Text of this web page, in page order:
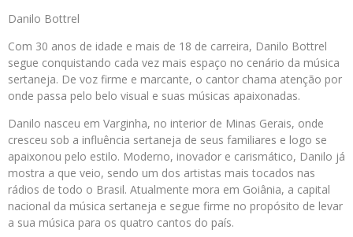
Danilo Bottrel
Com 30 anos de idade e mais de 18 de carreira, Danilo Bottrel
segue conquistando cada vez mais espaço no cenário da música
sertaneja. De voz firme e marcante, o cantor chama atenção por
onde passa pelo belo visual e suas músicas apaixonadas.
Danilo nasceu em Varginha, no interior de Minas Gerais, onde
cresceu sob a influência sertaneja de seus familiares e logo se
apaixonou pelo estilo. Moderno, inovador e carismático, Danilo já
mostra a que veio, sendo um dos artistas mais tocados nas
rádios de todo o Brasil. Atualmente mora em Goiânia, a capital
nacional da música sertaneja e segue firme no propósito de levar
a sua música para os quatro cantos do país.